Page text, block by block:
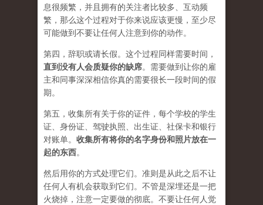
息很频繁，并且拥有的关注者比较多、互动频
繁，那么这个过程对于你来说应该更慢，至少尽
可能做到不要让任何人注意到你的动作。
第四，辞职或请长假。这个过程同样需要时间，
直到没有人会质疑你的缺席。需要做到让你的雇
主和同事深深相信你真的需要很长一段时间的假
期。
第五，收集所有关于你的证件，每个学校的学生
证、身份证、驾驶执照、出生证、社保卡和银行
对账单。 收集所有将你的名字身份和照片放在一
起的东西。
然后用你的方式处理它们。准则是从此之后不让
任何人有机会获取到它们。不管是深埋还是一把
火烧掉，注意一定要做的彻底。不要让任何人觉